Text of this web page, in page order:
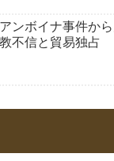
アンボイナ事件か
教不信と貿易独占